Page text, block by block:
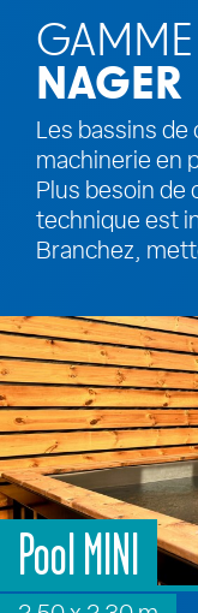
GAMME
NAGER
Les bassins
machinerie en
Plus besoin de
technique est
Branchez,
Pool MINI